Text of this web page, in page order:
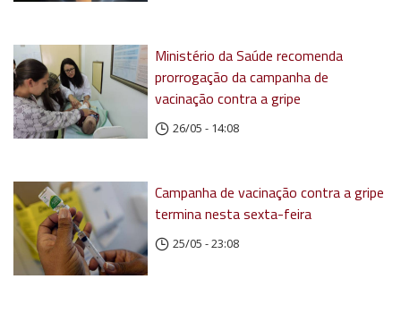
Ministério da Saúde recomenda
prorrogação da campanha de
vacinação contra a gripe
26/05 - 14:08
Campanha de vacinação contra a gripe
termina nesta sexta-feira
25/05 - 23:08